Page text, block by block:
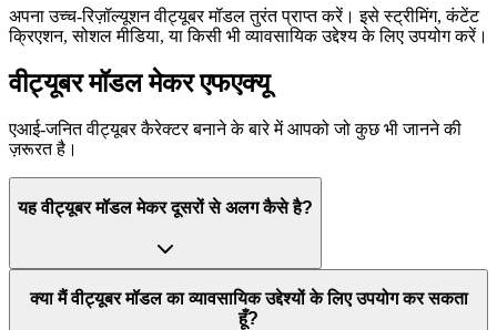
अपना उच्च-रिज़ॉल्यूशन वीट्यूबर मॉडल तुरंत प्राप्त करें। इसे स्ट्रीमिंग, कंटेंट
क्रिएशन, सोशल मीडिया, या किसी भी व्यावसायिक उद्देश्य के लिए उपयोग करें।
वीट्यूबर मॉडल मेकर एफएक्यू
एआई-जनित वीट्यूबर कैरेक्टर बनाने के बारे में आपको जो कुछ भी जानने की
ज़रूरत है।
यह वीट्यूबर मॉडल मेकर दूसरों से अलग कैसे है?
क्या मैं वीट्यूबर मॉडल का व्यावसायिक उद्देश्यों के लिए उपयोग कर सकता
हूँ?